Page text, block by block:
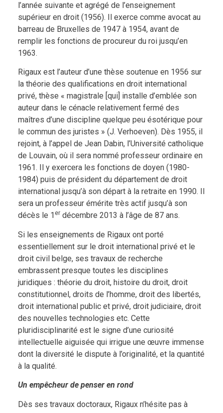
l’année suivante et agrégé de l’enseignement
supérieur en droit (1956). Il exerce comme avocat au
barreau de Bruxelles de 1947 à 1954, avant de
remplir les fonctions de procureur du roi jusqu’en
1963.
Rigaux est l’auteur d’une thèse soutenue en 1956 sur
la théorie des qualifications en droit international
privé, thèse « magistrale [qui] installe d’emblée son
auteur dans le cénacle relativement fermé des
maîtres d’une discipline quelque peu ésotérique pour
le commun des juristes » (J. Verhoeven). Dès 1955, il
rejoint, à l’appel de Jean Dabin, l’Université catholique
de Louvain, où il sera nommé professeur ordinaire en
1961. Il y exercera les fonctions de doyen (1980-
1984) puis de président du département de droit
international jusqu’à son départ à la retraite en 1990. Il
sera un professeur émérite très actif jusqu’à son
décès le 1 er décembre 2013 à l’âge de 87 ans.
Si les enseignements de Rigaux ont porté
essentiellement sur le droit international privé et le
droit civil belge, ses travaux de recherche
embrassent presque toutes les disciplines
juridiques : théorie du droit, histoire du droit, droit
constitutionnel, droits de l’homme, droit des libertés,
droit international public et privé, droit judiciaire, droit
des nouvelles technologies etc. Cette
pluridisciplinarité est le signe d’une curiosité
intellectuelle aiguisée qui irrigue une œuvre immense
dont la diversité le dispute à l’originalité, et la quantité
à la qualité.
Un empêcheur de penser en rond
Dès ses travaux doctoraux, Rigaux n’hésite pas à